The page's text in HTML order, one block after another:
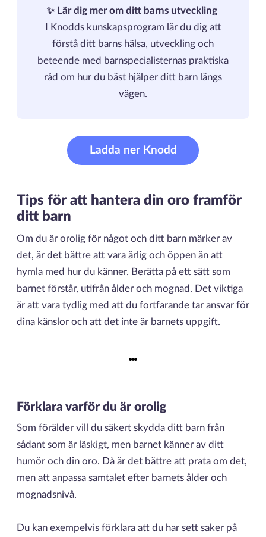
✨ Lär dig mer om ditt barns utveckling
I Knodds kunskapsprogram lär du dig att
förstå ditt barns hälsa, utveckling och
beteende med barnspecialisternas praktiska
råd om hur du bäst hjälper ditt barn längs
vägen.
Ladda ner Knodd
Tips för att hantera din oro framför
ditt barn
Om du är orolig för något och ditt barn märker av
det, är det bättre att vara ärlig och öppen än att
hymla med hur du känner. Berätta på ett sätt som
barnet förstår, utifrån ålder och mognad. Det viktiga
är att vara tydlig med att du fortfarande tar ansvar för
dina känslor och att det inte är barnets uppgift.
Förklara varför du är orolig
Som förälder vill du säkert skydda ditt barn från
sådant som är läskigt, men barnet känner av ditt
humör och din oro. Då är det bättre att prata om det,
men att anpassa samtalet efter barnets ålder och
mognadsnivå.
Du kan exempelvis förklara att du har sett saker på